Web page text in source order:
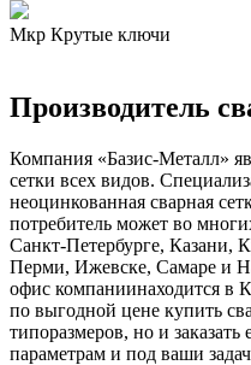
Мкр Крутые ключи
Производитель
Компания «Базис-Металл»
сетки всех видов.
неоцинкованная сварная
потребитель может во
Санкт-Петербурге, Казани,
Перми, Ижевске, Самаре и
офис компаниинаходится в
по выгодной цене купить
типоразмеров, но и
параметрам и под ваши